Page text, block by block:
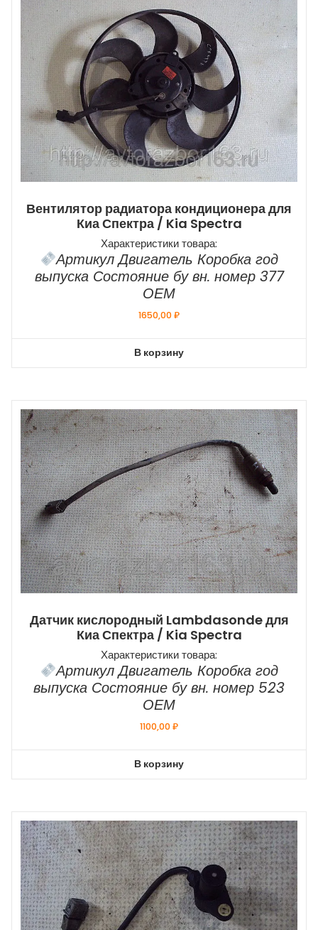
Вентилятор радиатора кондиционера для
Киа Спектра / Kia Spectra
Характеристики товара:
Артикул Двигатель Коробка год
выпуска Состояние бу вн. номер 377
ОЕМ
1650,00₽
В корзину
Датчик кислородный Lambdasonde для
Киа Спектра / Kia Spectra
Характеристики товара:
Артикул Двигатель Коробка год
выпуска Состояние бу вн. номер 523
ОЕМ
1100,00₽
В корзину